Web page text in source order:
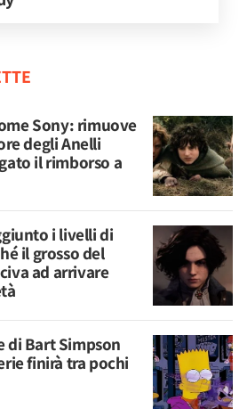
Sony: rimuove
degli Anelli
il rimborso a
i livelli di
il grosso del
ad arrivare
di Bart Simpson
finirà tra pochi